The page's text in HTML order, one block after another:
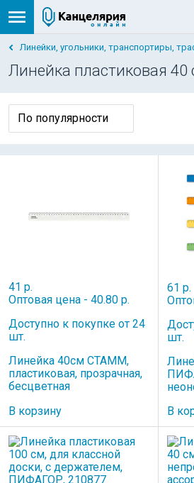
Линейки, угольники, транспортиры,
Линейка пластиковая 40
41 р.
Оптовая цена - 40.80 р.
Доступно к покупке от 24
шт.
Линейка 40см СТАММ,
пластиковая, прозрачная,
бесцветная
В корзину
61 р.
шт.
В